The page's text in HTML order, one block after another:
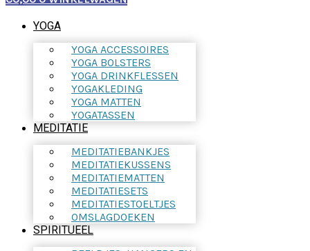
YOGA
YOGA ACCESSOIRES
YOGA BOLSTERS
YOGA DRINKFLESSEN
YOGAKLEDING
YOGA MATTEN
YOGATASSEN
MEDITATIE
MEDITATIEBANKJES
MEDITATIEKUSSENS
MEDITATIEMATTEN
MEDITATIESETS
MEDITATIESTOELTJES
OMSLAGDOEKEN
SPIRITUEEL